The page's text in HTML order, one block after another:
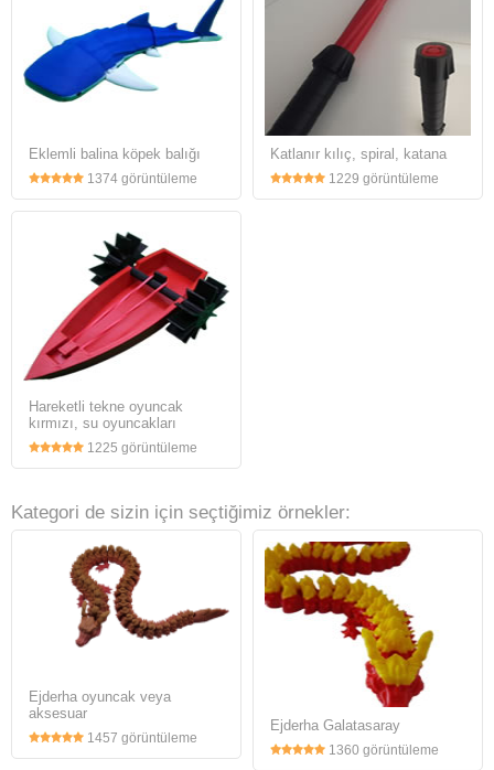
Eklemli balina köpek balığı
1374 görüntüleme
Katlanır kılıç, spiral, katana
1229 görüntüleme
Hareketli tekne oyuncak
kırmızı, su oyuncakları
1225 görüntüleme
Kategori de sizin için seçtiğimiz örnekler:
Ejderha oyuncak veya
aksesuar
1457 görüntüleme
Ejderha Galatasaray
1360 görüntüleme